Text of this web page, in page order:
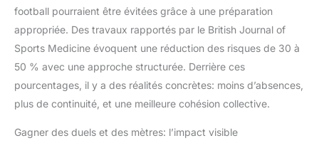
football pourraient être évitées grâce à une préparation
appropriée. Des travaux rapportés par le British Journal of
Sports Medicine évoquent une réduction des risques de 30 à
50 % avec une approche structurée. Derrière ces
pourcentages, il y a des réalités concrètes: moins d’absences,
plus de continuité, et une meilleure cohésion collective.
Gagner des duels et des mètres: l’impact visible